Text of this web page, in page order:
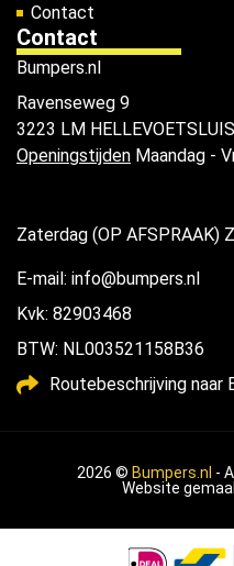
Contact
Contact
Bumpers.nl
Ravenseweg 9
3223 LM HELLEVOETSLUIS
Openingstijden Maandag -
Zaterdag (OP AFSPRAAK)
E-mail: info@bumpers.nl
Kvk: 82903468
BTW: NL003521158B36
Routebeschrijving naar
2026 © Bumpers.nl -
Website